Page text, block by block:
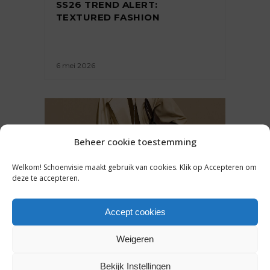
Beheer cookie toestemming
Welkom! Schoenvisie maakt gebruik van cookies. Klik op Accepteren om
deze te accepteren.
Accept cookies
Weigeren
Bekijk Instellingen
SS26 TREND ALERT:
TEXTURED FASHION
6 mei 2026